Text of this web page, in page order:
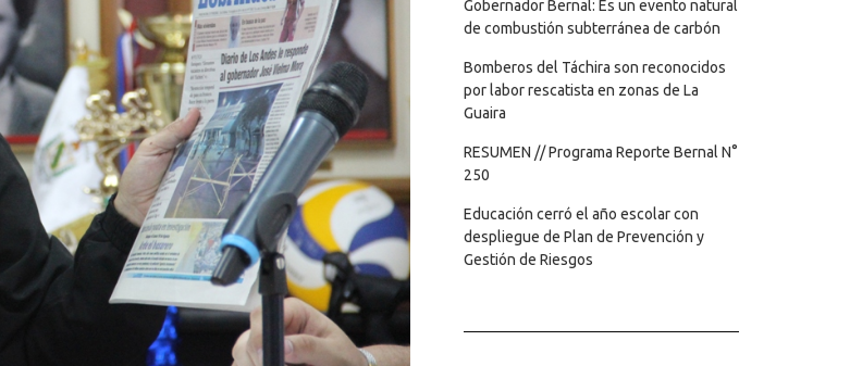
Gobernador Bernal: Es un evento natural
de combustión subterránea de carbón
Bomberos del Táchira son reconocidos
por labor rescatista en zonas de La
Guaira
RESUMEN // Programa Reporte Bernal N°
250
Educación cerró el año escolar con
despliegue de Plan de Prevención y
Gestión de Riesgos